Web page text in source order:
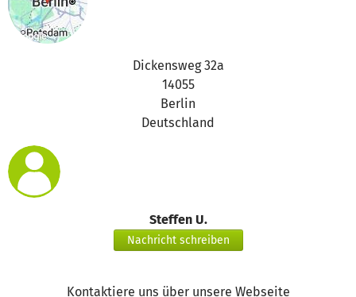
Dickensweg 32a
14055
Berlin
Deutschland
Steffen U.
Nachricht schreiben
Kontaktiere uns über unsere Webseite